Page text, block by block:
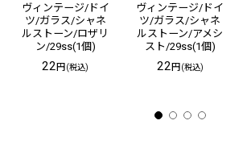
ヴィンテージ/ドイ
ツ/ガラス/シャネ
ルストーン/ロザリ
ン/29ss(1個)
22円(税込)
ヴィンテージ/ドイ
ツ/ガラス/シャネ
ルストーン/アメシ
スト/29ss(1個)
22円(税込)